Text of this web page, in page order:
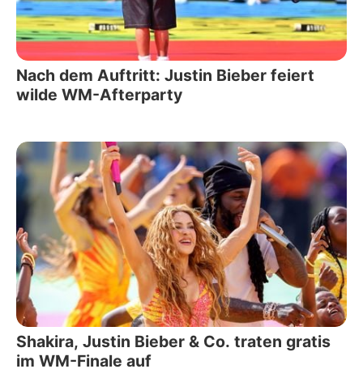
Nach dem Auftritt: Justin Bieber feiert
wilde WM-Afterparty
Shakira, Justin Bieber & Co. traten gratis
im WM-Finale auf